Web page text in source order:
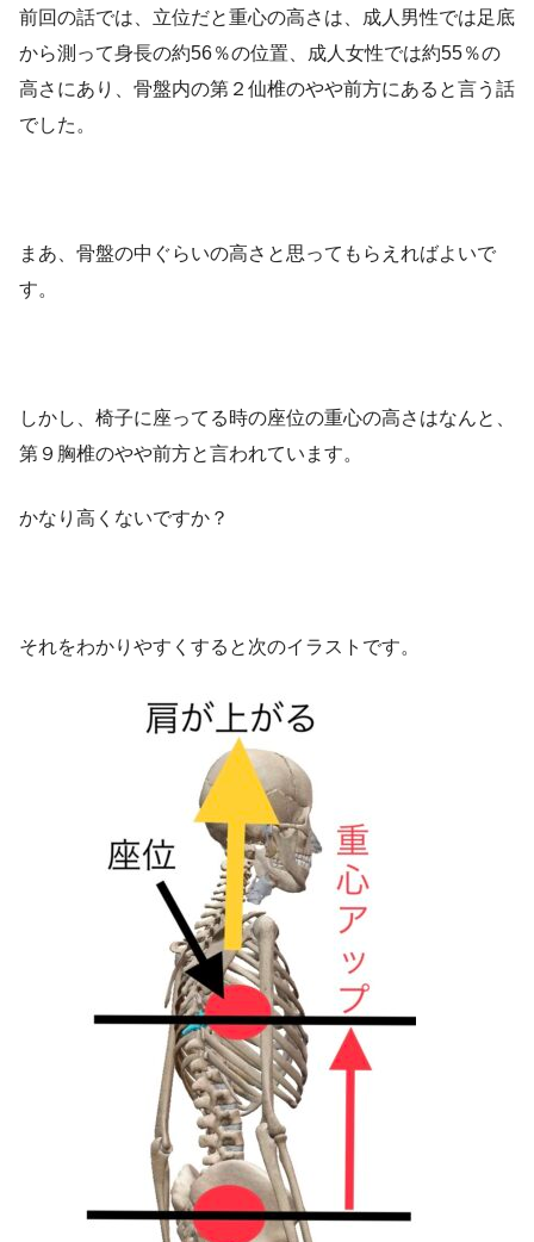
前回の話では、立位だと重心の高さは、成人男性では足底
から測って身長の約56％の位置、成人女性では約55％の
高さにあり、骨盤内の第２仙椎のやや前方にあると言う話
でした。
まあ、骨盤の中ぐらいの高さと思ってもらえればよいで
す。
しかし、椅子に座ってる時の座位の重心の高さはなんと、
第９胸椎のやや前方と言われています。
かなり高くないですか？
それをわかりやすくすると次のイラストです。